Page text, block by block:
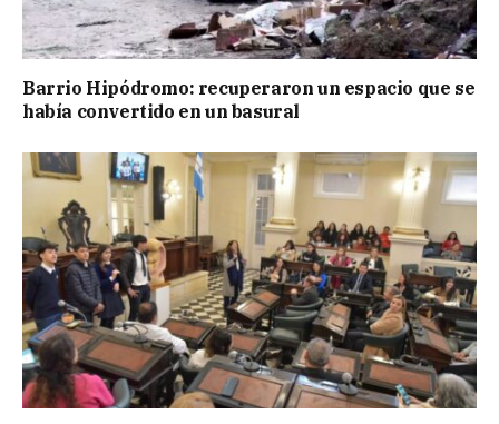
Barrio Hipódromo: recuperaron un espacio que se
había convertido en un basural